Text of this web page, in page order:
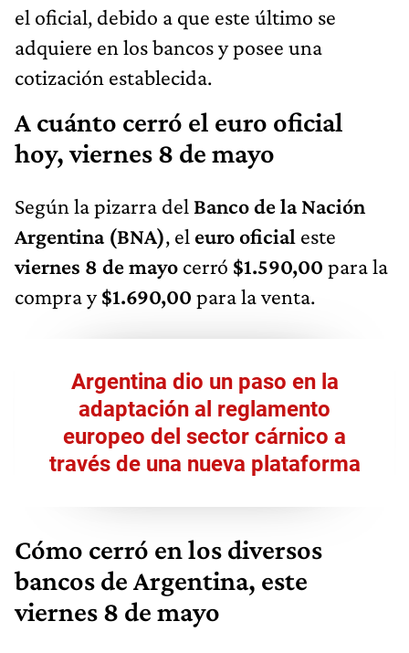
el oficial, debido a que este último se
adquiere en los bancos y posee una
cotización establecida.
A cuánto cerró el euro oficial
hoy, viernes 8 de mayo
Según la pizarra del Banco de la Nación
Argentina (BNA), el euro oficial este
viernes 8 de mayo cerró $1.590,00 para la
compra y$1.690,00 para la venta.
Argentina dio un paso en la
adaptación al reglamento
europeo del sector cárnico a
través de una nueva plataforma
Cómo cerró en los diversos
bancos de Argentina, este
viernes 8 de mayo